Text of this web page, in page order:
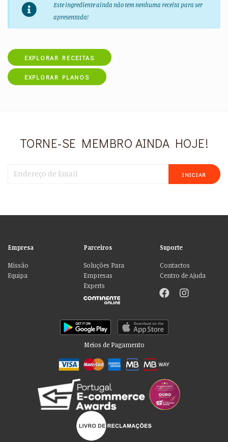
Este ingrediente ainda não tem nenhuma receita para ser
apresentada!
EXPLORAR RECEITAS
EXPLORAR PLANOS
TORNE-SE MEMBRO AINDA HOJE!
INICIAR
Empresa
Missão
Equipa
Parceiros
Soluções Para
Empresas
Experts
Suporte
Contactos
Centro de Ajuda
Meios de Pagamento
Por favor aceite as nossas deliciosas